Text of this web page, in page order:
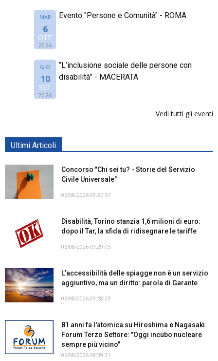
MAR
6
OTT
2026
Evento "Persone e Comunità" - ROMA
GIO
10
SET
2026
“L’inclusione sociale delle persone con
disabilità” - MACERATA
Vedi tutti gli eventi
Ultimi Articoli
Concorso "Chi sei tu? - Storie del Servizio
Civile Universale"
06/08/2026 09:37:57
Disabilità, Torino stanzia 1,6 milioni di euro:
dopo il Tar, la sfida di ridisegnare le tariffe
06/08/2026 09:29:05
L’accessibilità delle spiagge non è un servizio
aggiuntivo, ma un diritto: parola di Garante
06/08/2026 09:28:23
81 anni fa l'atomica su Hiroshima e Nagasaki.
Forum Terzo Settore: "Oggi incubo nucleare
sempre più vicino"
06/08/2026 08:39:21